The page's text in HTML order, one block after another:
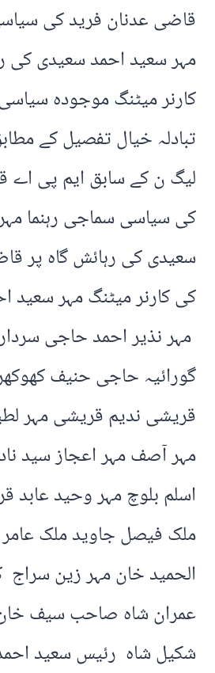
قاضی عدنان فرید کی
مہر سعید احمد سعیدی کی
کارنر میٹنگ موجودہ
تبادلہ خیال تفصیل کے
لیگ ن کے سابق ایم پی اے
کی سیاسی سماجی رہنما
سعیدی کی رہائش گاہ پر
کی کارنر میٹنگ مہر سعید
مہر نذیر احمد حاجی
گورائیہ حاجی حنیف
قریشی ندیم قریشی مہر
مہر آصف مہر اعجاز سید
اسلم بلوچ مہر وحید عابد
ملک فیصل جاوید ملک
الحمید خان مہر زین
عمران شاہ صاحب سیف
شکیل شاہ رئیس سعید